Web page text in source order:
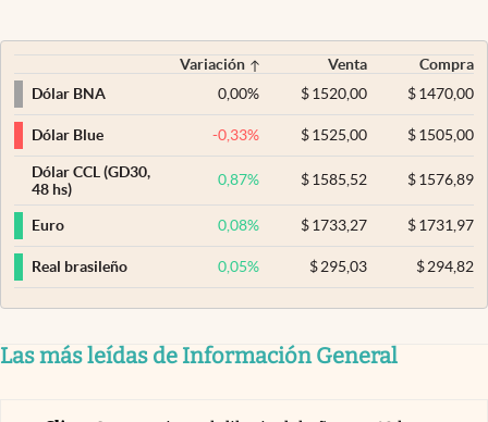
Variación Venta
Compra
Dólar BNA
0,00% $ 1520,00 $1470,00
Dólar Blue -0,33% $ 1525,00 $1505,00
Dólar CCL (GD30,
48 hs)
0,87% $ 1585,52 $1576,89
Euro 0,08% $ 1733,27 $1731,97
Real brasileño 0,05% $ 295,03 $294,82
Las más leídas de Información General